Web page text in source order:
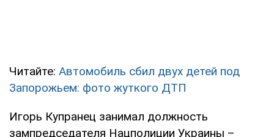
Читайте: Автомобиль сбил двух детей под
Запорожьем: фото жуткого ДТП
Игорь Купранец занимал должность
зампредседателя Нацполиции Украины –